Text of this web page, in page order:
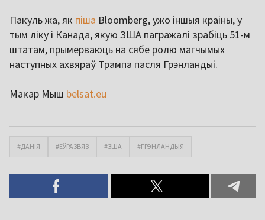
Пакуль жа, як піша Bloomberg, ужо іншыя краіны, у
тым ліку і Канада, якую ЗША пагражалі зрабіць 51-м
штатам, прымерваюць на сябе ролю магчымых
наступных ахвяраў Трампа пасля Грэнландыі.
Макар Мыш belsat.eu
#ДАНІЯ #ЕЎРАЗВЯЗ #ЗША #ГРЭНЛАНДЫЯ